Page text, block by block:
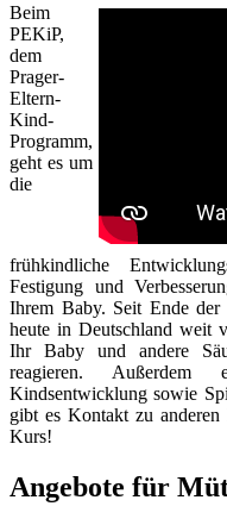
Beim
PEKiP,
dem
Prager-
Eltern-
Kind-
Programm,
geht es um
die
frühkindliche
Festigung und
Ihrem Baby. Seit Ende
heute in Deutschland weit
Ihr Baby und andere
reagieren. Außerdem
Kindsentwicklung sowie
gibt es Kontakt zu
Kurs!
Angebote für